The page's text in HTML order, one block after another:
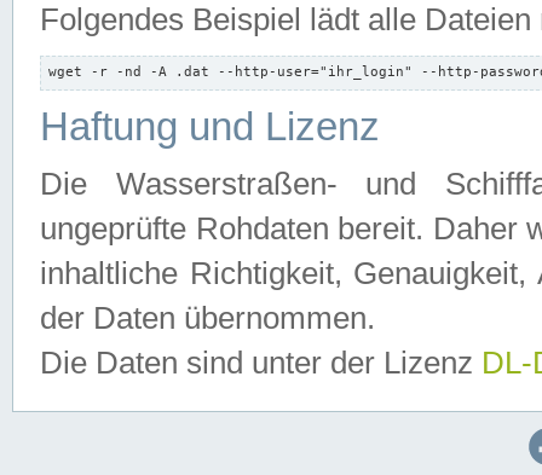
Folgendes Beispiel lädt alle
wget -r -nd -A .dat --http-user="ihr_login" --http-
Haftung und Lizenz
Die Wasserstraßen- und
ungeprüfte Rohdaten bereit. Daher
inhaltliche Richtigkeit,
der Daten übernommen.
Die Daten sind unter der Lizenz